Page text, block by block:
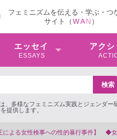
フェミニズムを伝える・学ぶ・つ
サイト（WAN ）
エッセイ
ESSAYS
アクシ
、多様なフェミニズム実践とジェンダー
提供します。
】 ◆女性検事を支援する会事務局